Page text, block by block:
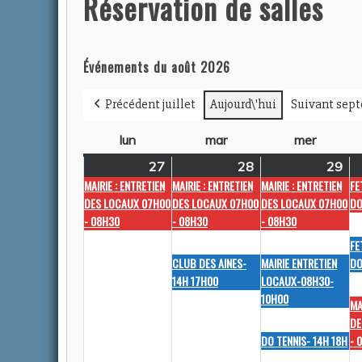
Événements du août 2026
Précédent juillet Aujourd\'hui Suivant
lunlundi marmardi mermercredi
27
juillet
2026
évènement)
MAIRIE : ENTRETIEN
DES LOCAUX 07H00
- 08H30
28
juillet
2026
évènements)
MAIRIE : ENTRETIEN
DES LOCAUX 07H00
- 08H30
CLUB DES AINES-
14H 17H00
29
MAIRIE : ENTRETIEN
DES LOCAUX 07H00
- 08H30
MAIRIE ENTRETIEN
LOCAUX-08H30-
10H00
DO TENNIS- 14H 18H-
Auteur
2026